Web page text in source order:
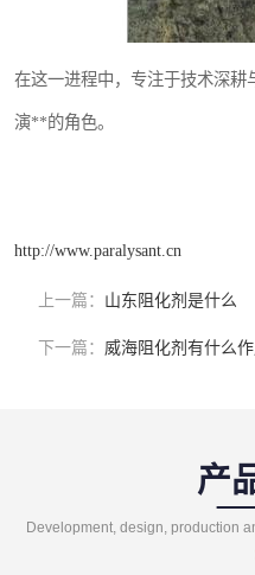
在这一进程中，专注于技术深
演**的角色。
http://www.paralysant.cn
上一篇： 山东阻化剂是什么
下一篇： 威海阻化剂有什么作
产